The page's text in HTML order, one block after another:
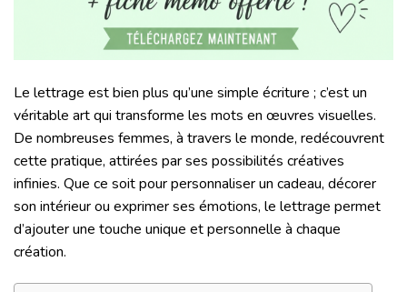
Le lettrage est bien plus qu’une simple écriture ; c’est un
véritable art qui transforme les mots en œuvres visuelles.
De nombreuses femmes, à travers le monde, redécouvrent
cette pratique, attirées par ses possibilités créatives
infinies. Que ce soit pour personnaliser un cadeau, décorer
son intérieur ou exprimer ses émotions, le lettrage permet
d’ajouter une touche unique et personnelle à chaque
création.